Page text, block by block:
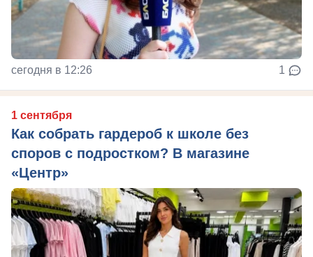
сегодня в 12:26 1
1 сентября
Как собрать гардероб к школе без
споров с подростком? В магазине
«Центр»